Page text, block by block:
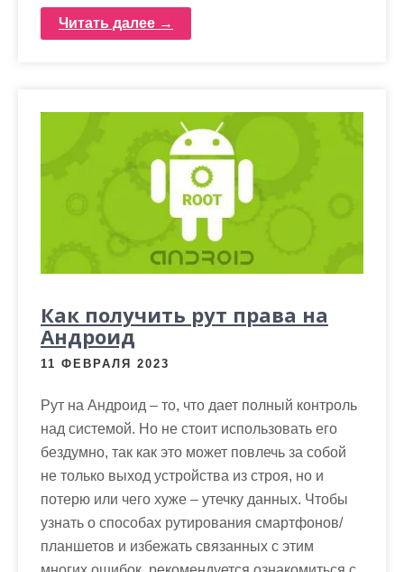
Читать далее →
Как получить рут права на
Андроид
11 ФЕВРАЛЯ 2023
Рут на Андроид – то, что дает полный контроль
над системой. Но не стоит использовать его
бездумно, так как это может повлечь за собой
не только выход устройства из строя, но и
потерю или чего хуже – утечку данных. Чтобы
узнать о способах рутирования смартфонов/
планшетов и избежать связанных с этим